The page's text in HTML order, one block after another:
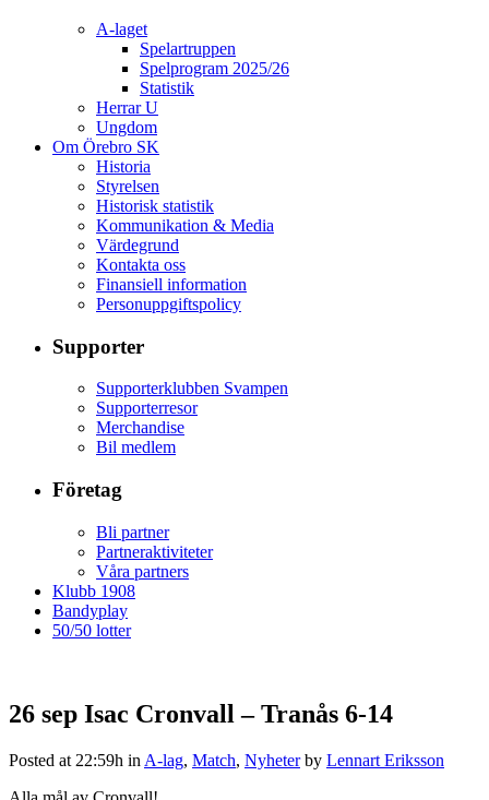
A-laget
Spelartruppen
Spelprogram 2025/26
Statistik
Herrar U
Ungdom
Om Örebro SK
Historia
Styrelsen
Historisk statistik
Kommunikation & Media
Värdegrund
Kontakta oss
Finansiell information
Personuppgiftspolicy
Supporter
Supporterklubben Svampen
Supporterresor
Merchandise
Bil medlem
Företag
Bli partner
Partneraktiviteter
Våra partners
Klubb 1908
Bandyplay
50/50 lotter
26 sep Isac Cronvall – Tranås 6-14
Posted at 22:59h in A-lag, Match, Nyheter by Lennart Eriksson